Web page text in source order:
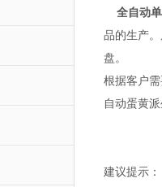
全自动
品的生产
盘。
根据客户
自动蛋黄
建议提示：